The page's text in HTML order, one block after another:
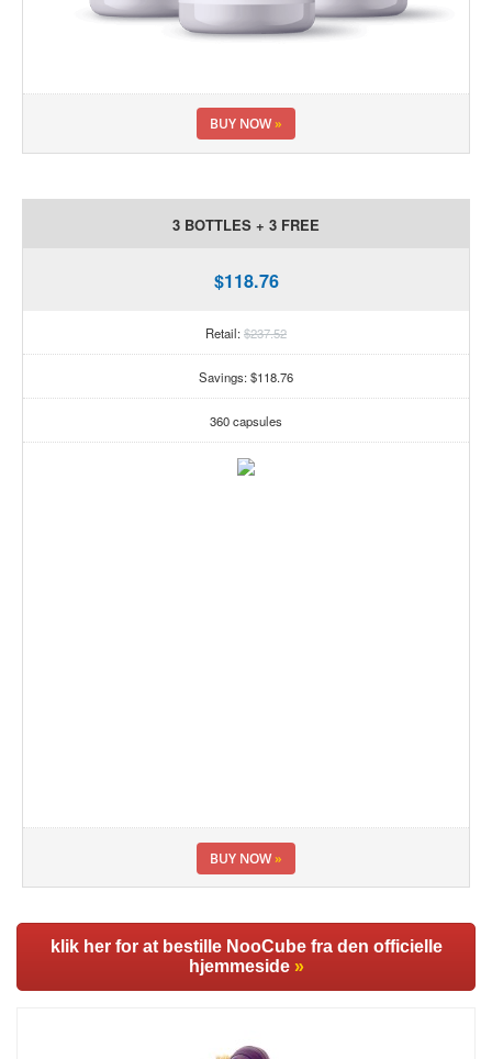
BUY NOW»
3 BOTTLES + 3 FREE
$118.76
Retail:$237.52
Savings: $118.76
360 capsules
BUY NOW»
klik her for at bestille NooCube fra den officielle
hjemmeside »